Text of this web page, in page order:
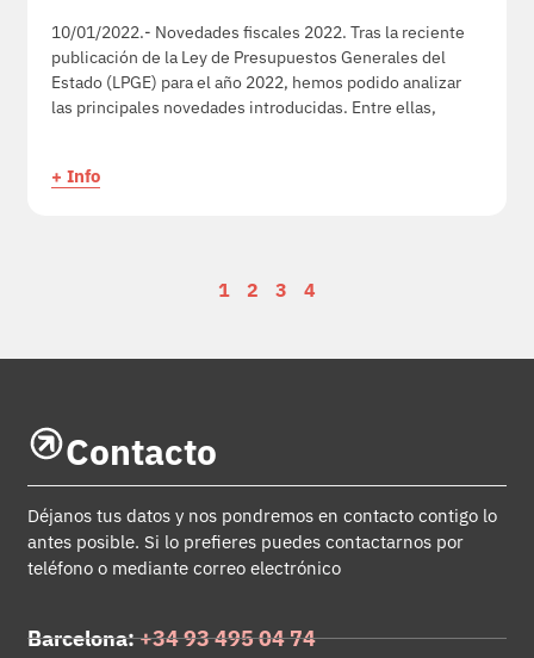
10/01/2022.- Novedades fiscales 2022. Tras la reciente
publicación de la Ley de Presupuestos Generales del
Estado (LPGE) para el año 2022, hemos podido analizar
las principales novedades introducidas. Entre ellas,
+ Info
1 2 3 4
Contacto
Déjanos tus datos y nos pondremos en contacto contigo lo
antes posible. Si lo prefieres puedes contactarnos por
teléfono o mediante correo electrónico
Barcelona:+34 93 495 04 74